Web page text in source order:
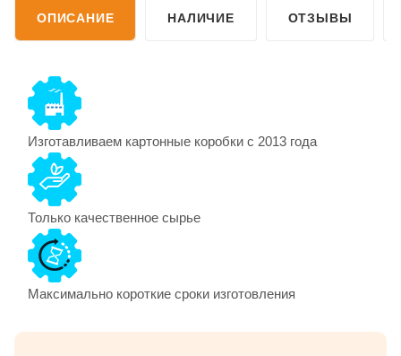
ОПИСАНИЕ НАЛИЧИЕ ОТЗЫВЫ
Изготавливаем картонные коробки с 2013 года
Только качественное сырье
Максимально короткие сроки изготовления